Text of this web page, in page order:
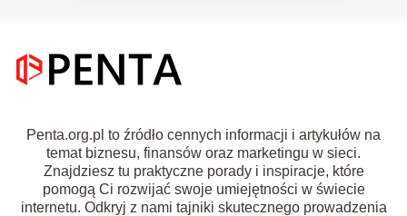
Penta.org.pl to źródło cennych informacji i artykułów na
temat biznesu, finansów oraz marketingu w sieci.
Znajdziesz tu praktyczne porady i inspiracje, które
pomogą Ci rozwijać swoje umiejętności w świecie
internetu. Odkryj z nami tajniki skutecznego prowadzenia